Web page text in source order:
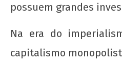
Nota Política da UJC SE
escancara o
UNE!
possuem grandes
Na era do
capitalismo